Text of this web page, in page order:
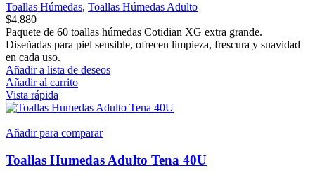
Toallas Húmedas, Toallas Húmedas Adulto
$4.880
Paquete de 60 toallas húmedas Cotidian XG extra grande.
Diseñadas para piel sensible, ofrecen limpieza, frescura y suavidad
en cada uso.
Añadir a lista de deseos
Añadir al carrito
Vista rápida
Añadir para comparar
Toallas Humedas Adulto Tena 40U